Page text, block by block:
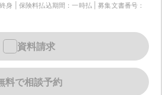
身 | 保険料払込期間：一時払 | 募集文書番号：
料で相談予約
資料請求